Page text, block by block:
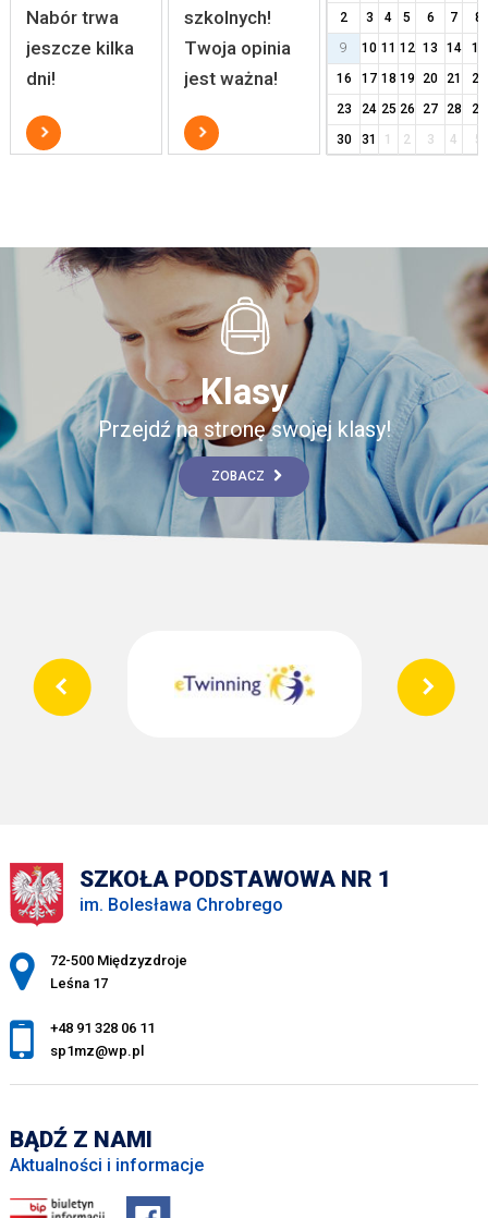
Nabór trwa
jeszcze kilka
dni!
szkolnych!
Twoja opinia
jest ważna!
2
3 4 5 6 7
8
9
10 11 12 13 14
15
16
17 18 19 20 21
22
23
24 25 26 27 28
29
30
31 1 2 3 4 5
Klasy
Przejdź na stronę swojej klasy!
ZOBACZ
SZKOŁA PODSTAWOWA NR 1
im. Bolesława Chrobrego
Adres pocztowy:
72-500 Międzyzdroje
Leśna 17
+48 91 328 06 11
sp1mz@wp.pl
BĄDŹ Z NAMI
Aktualności i informacje